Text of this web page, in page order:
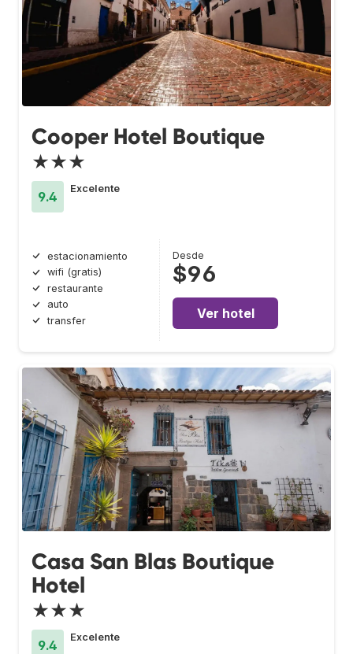
Cooper Hotel Boutique
★★★
9.4
Excelente
estacionamiento
wifi (gratis)
restaurante
auto
transfer
Desde
$96
Ver hotel
Casa San Blas Boutique
Hotel
★★★
9.4
Excelente